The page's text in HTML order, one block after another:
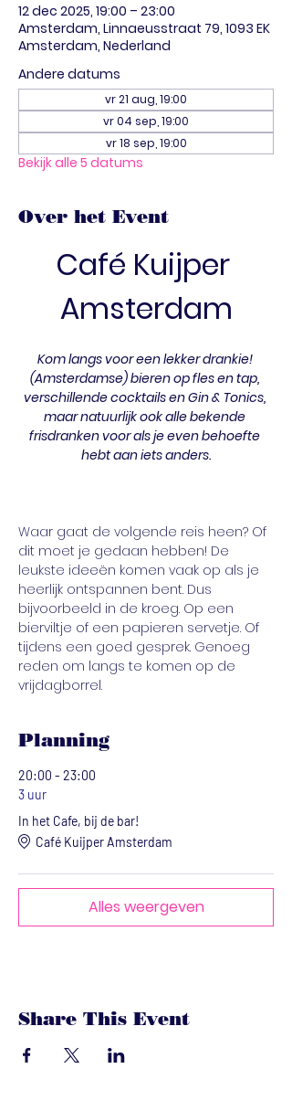
12 dec 2025, 19:00 – 23:00
Amsterdam, Linnaeusstraat 79, 1093 EK
Amsterdam, Nederland
Andere datums
vr 21 aug, 19:00
vr 04 sep, 19:00
vr 18 sep, 19:00
Bekijk alle 5 datums
Over het Event
Café Kuijper
Amsterdam
Kom langs voor een lekker drankie!
(Amsterdamse) bieren op fles en tap,
verschillende cocktails en Gin & Tonics,
maar natuurlijk ook alle bekende
frisdranken voor als je even behoefte
hebt aan iets anders.
Waar gaat de volgende reis heen? Of
dit moet je gedaan hebben! De
leukste ideeën komen vaak op als je
heerlijk ontspannen bent. Dus
bijvoorbeeld in de kroeg. Op een
bierviltje of een papieren servetje. Of
tijdens een goed gesprek. Genoeg
reden om langs te komen op de
vrijdagborrel.
Planning
20:00 - 23:00
3 uur
In het Cafe, bij de bar!
Café Kuijper Amsterdam
Alles weergeven
Share This Event